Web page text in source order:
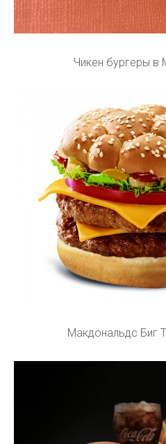
Чикен бургеры в
Макдональдс Биг